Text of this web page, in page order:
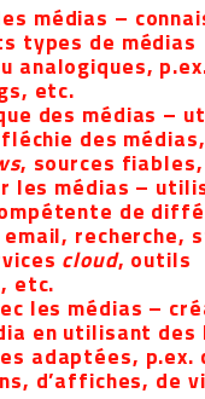
médias –
types de médias
analogiques,
etc.
des médias –
des médias,
, sources
les médias –
de
recherche,
cloud, outils
etc.
les médias –
en utilisant des
adaptées, p.ex.
d’affiches, de